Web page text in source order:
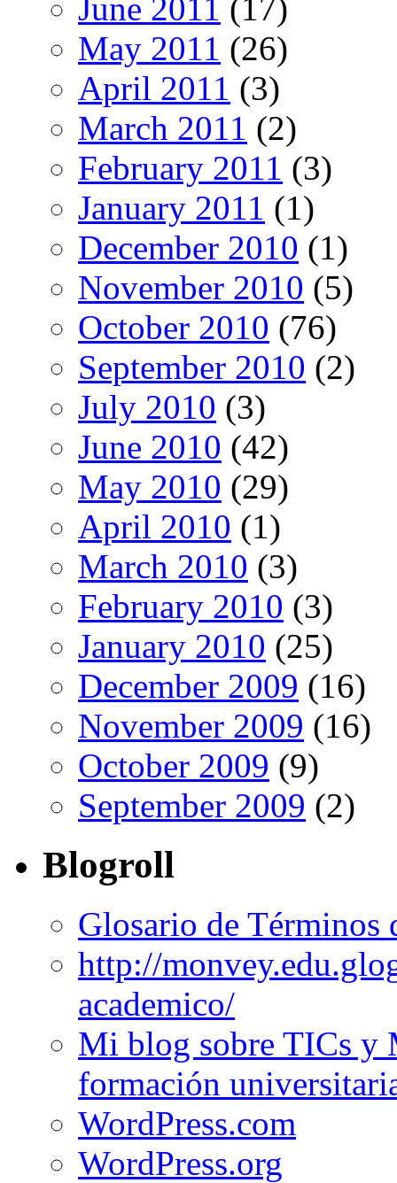
June 2011 (17)
May 2011 (26)
April 2011 (3)
March 2011 (2)
February 2011 (3)
January 2011 (1)
December 2010 (1)
November 2010 (5)
October 2010 (76)
September 2010 (2)
July 2010 (3)
June 2010 (42)
May 2010 (29)
April 2010 (1)
March 2010 (3)
February 2010 (3)
January 2010 (25)
December 2009 (16)
November 2009 (16)
October 2009 (9)
September 2009 (2)
Blogroll
Glosario de Términos
http://
academico/
Mi blog sobre TICs y
formación
WordPress.com
WordPress.org